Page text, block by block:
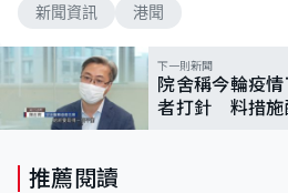
新聞資訊 港聞
下一則新聞
院舍稱今輪疫
者打針 料措施
推薦閱讀